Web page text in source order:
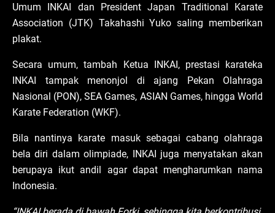
Umum INKAI dan President Japan Traditional Karate
Association (JTK) Takahashi Yuko saling memberikan
plakat.
Secara umum, tambah Ketua INKAI, prestasi karateka
INKAI tampak menonjol di ajang Pekan Olahraga
Nasional (PON), SEA Games, ASIAN Games, hingga World
Karate Federation (WKF).
Bila nantinya karate masuk sebagai cabang olahraga
bela diri dalam olimpiade, INKAI juga menyatakan akan
berupaya ikut andil agar dapat mengharumkan nama
Indonesia.